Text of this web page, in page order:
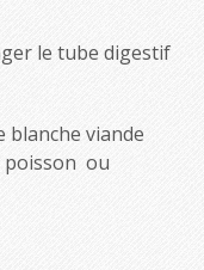
le tube digestif
blanche viande
poisson ou